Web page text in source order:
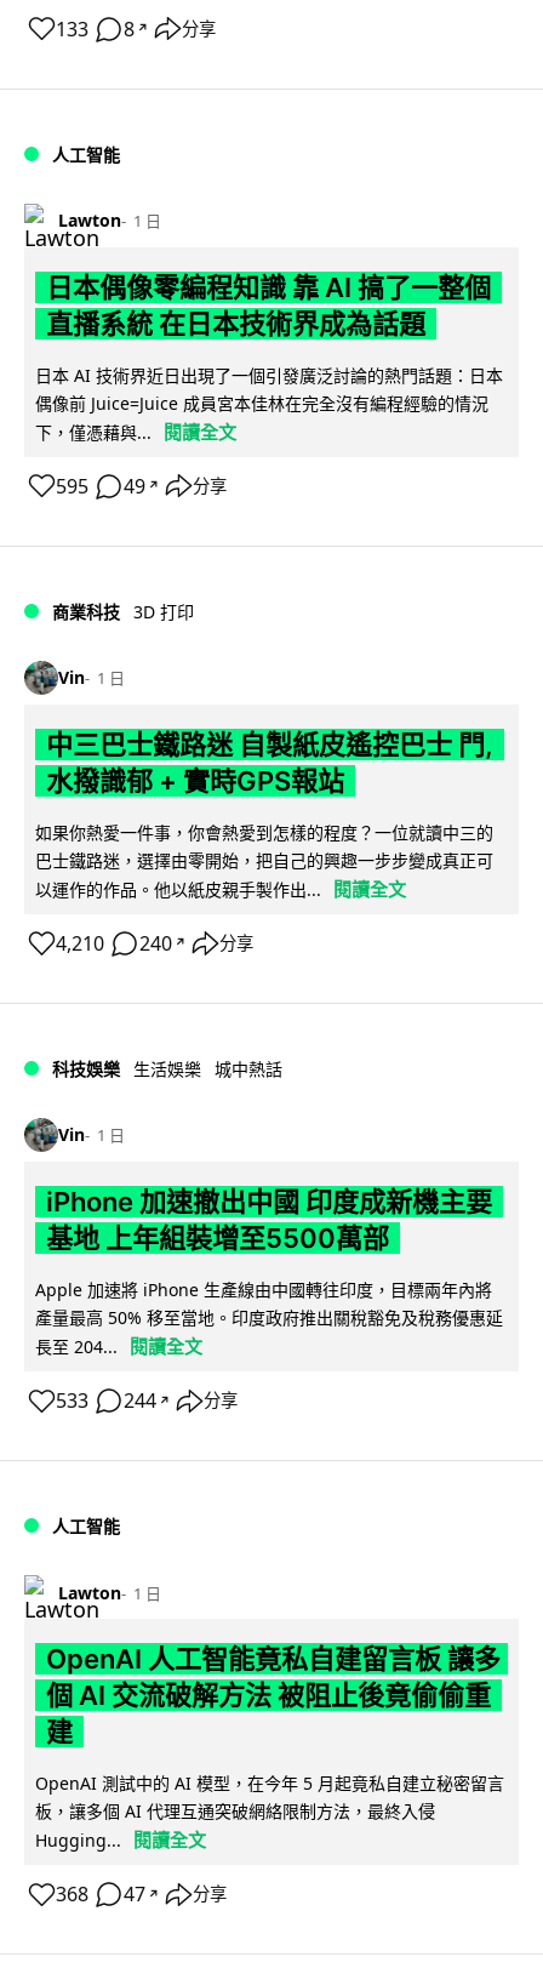
133 8 ↗ 分享
人工智能
Lawton 1 日
日本偶像零編程知識 靠 AI 搞了一整個
直播系統 在日本技術界成為話題
日本 AI 技術界近日出現了一個引發廣泛討論的熱門話題：日本
偶像前 Juice=Juice 成員宮本佳林在完全沒有編程經驗的情況
下，僅憑藉與...
閱讀全文
595 49 ↗ 分享
商業科技 3D 打印
Vin 1 日
中三巴士鐵路迷 自製紙皮遙控巴士 門,
水撥識郁 + 實時GPS報站
如果你熱愛一件事，你會熱愛到怎樣的程度？一位就讀中三的
巴士鐵路迷，選擇由零開始，把自己的興趣一步步變成真正可
以運作的作品。他以紙皮親手製作出...
閱讀全文
4,210 240 ↗ 分享
科技娛樂 生活娛樂 城中熱話
Vin 1 日
iPhone 加速撤出中國 印度成新機主要
基地 上年組裝增至5500萬部
Apple 加速將 iPhone 生產線由中國轉往印度，目標兩年內將
產量最高 50% 移至當地。印度政府推出關稅豁免及稅務優惠延
長至 204...
閱讀全文
533 244 ↗ 分享
人工智能
Lawton 1 日
OpenAI 人工智能竟私自建留言板 讓多
個 AI 交流破解方法 被阻止後竟偷偷重
建
OpenAI 測試中的 AI 模型，在今年 5 月起竟私自建立秘密留言
板，讓多個 AI 代理互通突破網絡限制方法，最終入侵
Hugging...
閱讀全文
368 47 ↗ 分享